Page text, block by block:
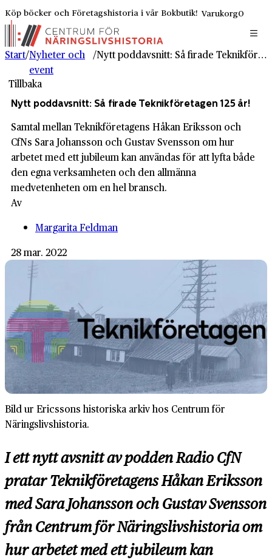
Köp böcker och Företagshistoria i vår Bokbutik! Varukorg0
Start/Nyheter och
event
/ Nytt poddavsnitt: Så firade Teknikföretagen 125 år!
Tillbaka
Nytt poddavsnitt: Så firade Teknikföretagen 125 år!
Samtal mellan Teknikföretagens Håkan Eriksson och
CfNs Sara Johansson och Gustav Svensson om hur
arbetet med ett jubileum kan användas för att lyfta både
den egna verksamheten och den allmänna
medvetenheten om en hel bransch.
Av
Margarita Feldman
28 mar. 2022
Bild ur Ericssons historiska arkiv hos Centrum för
Näringslivshistoria.
I ett nytt avsnitt av podden Radio CfN
pratar Teknikföretagens Håkan Eriksson
med Sara Johansson och Gustav Svensson
från Centrum för Näringslivshistoria om
hur arbetet med ett jubileum kan